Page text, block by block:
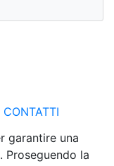
CONTATTI
garantire una
la